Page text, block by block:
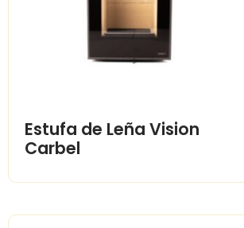
Estufa de Leña Vision
Carbel